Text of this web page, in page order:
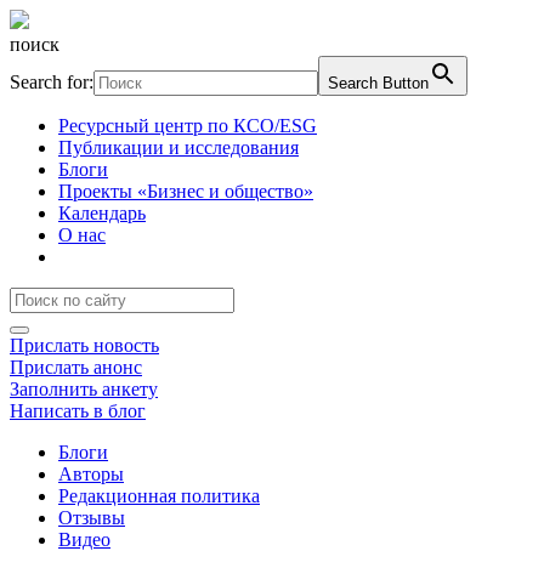
поиск
Search for:
Search Button
Ресурсный центр по КСО/ESG
Публикации и исследования
Блоги
Проекты «Бизнес и общество»
Календарь
О нас
Прислать новость
Прислать анонс
Заполнить анкету
Написать в блог
Блоги
Авторы
Редакционная политика
Отзывы
Видео